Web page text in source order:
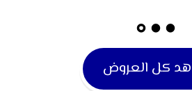
كل العروض